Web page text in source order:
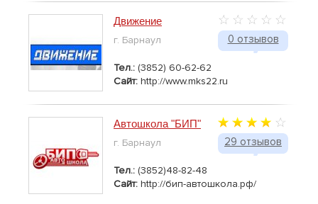
0 отзывов
Движение
г. Барнаул
Тел.: (3852) 60-62-62
Сайт: http://www.mks22.ru
29 отзывов
Автошкола "БИП"
г. Барнаул
Тел.: (3852)48-82-48
Сайт: http://бип-автошкола.рф/